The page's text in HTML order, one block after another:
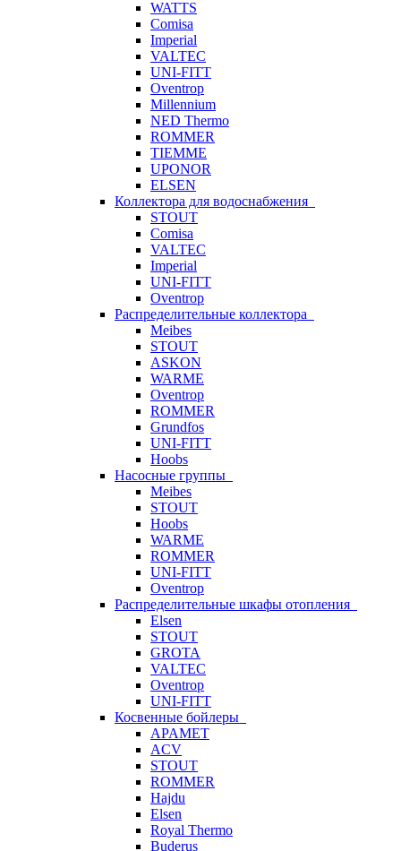
WATTS
Comisa
Imperial
VALTEC
UNI-FITT
Oventrop
Millennium
NED Thermo
ROMMER
TIEMME
UPONOR
ELSEN
Коллектора для водоснабжения
STOUT
Comisa
VALTEC
Imperial
UNI-FITT
Oventrop
Распределительные коллектора
Meibes
STOUT
ASKON
WARME
Oventrop
ROMMER
Grundfos
UNI-FITT
Hoobs
Насосные группы
Meibes
STOUT
Hoobs
WARME
ROMMER
UNI-FITT
Oventrop
Распределительные шкафы отопления
Elsen
STOUT
GROTA
VALTEC
Oventrop
UNI-FITT
Косвенные бойлеры
APAMET
ACV
STOUT
ROMMER
Hajdu
Elsen
Royal Thermo
Buderus